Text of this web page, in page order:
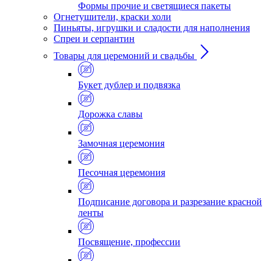
Формы прочие и светящиеся пакеты
Огнетушители, краски холи
Пиньяты, игрушки и сладости для наполнения
Спреи и серпантин
Товары для церемоний и свадьбы
Букет дублер и подвязка
Дорожка славы
Замочная церемония
Песочная церемония
Подписание договора и разрезание красной
ленты
Посвящение, профессии